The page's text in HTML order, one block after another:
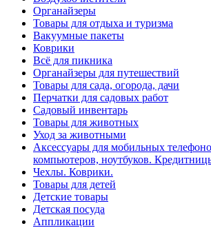
Органайзеры
Товары для отдыха и туризма
Вакуумные пакеты
Коврики
Всё для пикника
Органайзеры для путешествий
Товары для сада, огорода, дачи
Перчатки для садовых работ
Садовый инвентарь
Товары для животных
Уход за животными
Аксессуары для мобильных
компьютеров, ноутбуков.
Чехлы. Коврики.
Товары для детей
Детские товары
Детская посуда
Аппликации